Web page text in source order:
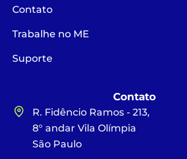
Contato
Trabalhe no ME
Suporte
Contato
R. Fidêncio Ramos - 213,
8° andar Vila Olímpia
São Paulo